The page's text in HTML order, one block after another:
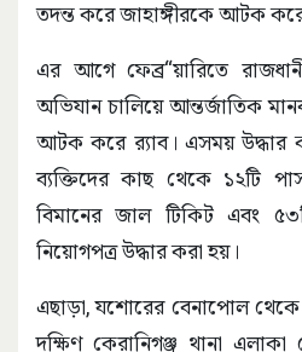
তদন্ত করে জাহাঙ্গীরকে আটক করে
এর আগে ফেব্র“য়ারিতে
অভিযান চালিয়ে আন্তর্জাতিক
আটক করে র‌্যাব। এসময় উদ্ধার
ব্যক্তিদের কাছ থেকে ১২টি
বিমানের জাল টিকিট এবং
নিয়োগপত্র উদ্ধার করা হয়।
এছাড়া, যশোরের বেনাপোল
দক্ষিণ কেরানিগঞ্জ থানা